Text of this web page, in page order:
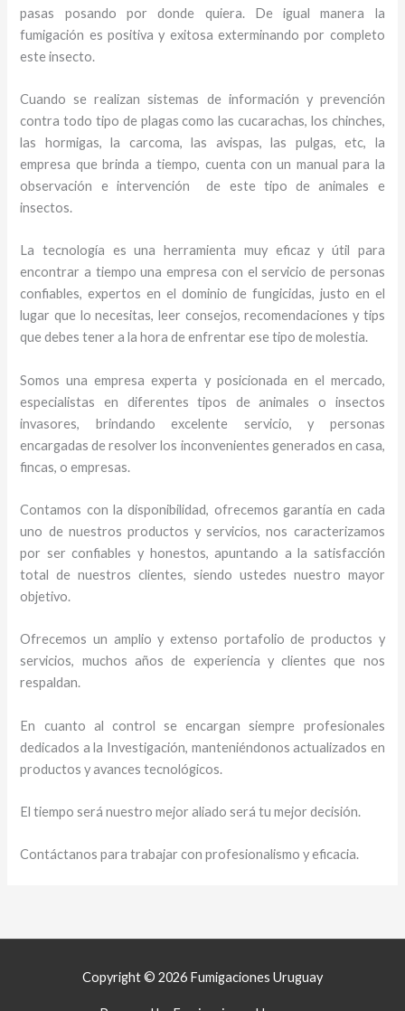
pasas posando por donde quiera. De igual manera la
fumigación es positiva y exitosa exterminando por completo
este insecto.
Cuando se realizan sistemas de información y prevención
contra todo tipo de plagas como las cucarachas, los chinches,
las hormigas, la carcoma, las avispas, las pulgas, etc, la
empresa que brinda a tiempo, cuenta con un manual para la
observación e intervención de este tipo de animales e
insectos.
La tecnología es una herramienta muy eficaz y útil para
encontrar a tiempo una empresa con el servicio de personas
confiables, expertos en el dominio de fungicidas, justo en el
lugar que lo necesitas, leer consejos, recomendaciones y tips
que debes tener a la hora de enfrentar ese tipo de molestia.
Somos una empresa experta y posicionada en el mercado,
especialistas en diferentes tipos de animales o insectos
invasores, brindando excelente servicio, y personas
encargadas de resolver los inconvenientes generados en casa,
fincas, o empresas.
Contamos con la disponibilidad, ofrecemos garantía en cada
uno de nuestros productos y servicios, nos caracterizamos
por ser confiables y honestos, apuntando a la satisfacción
total de nuestros clientes, siendo ustedes nuestro mayor
objetivo.
Ofrecemos un amplio y extenso portafolio de productos y
servicios, muchos años de experiencia y clientes que nos
respaldan.
En cuanto al control se encargan siempre profesionales
dedicados a la Investigación, manteniéndonos actualizados en
productos y avances tecnológicos.
El tiempo será nuestro mejor aliado será tu mejor decisión.
Contáctanos para trabajar con profesionalismo y eficacia.
Copyright © 2026 Fumigaciones Uruguay